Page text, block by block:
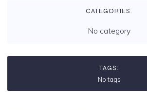
CATEGORIES:
No category
TAGS:
No tags